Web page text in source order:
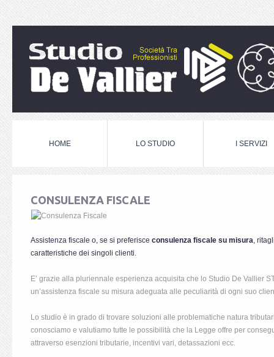
HOME LO STUDIO I SERVIZI
CONSULENZA FISCALE
Assistenza fiscale o, se si preferisce consulenza fiscale su misura ,
caratteristiche dei singoli clienti.
E’ grazie alla pluriennale esperienza acquisita che lo Studio De Vallier
un’assistenza fiscale su misura adeguata alle peculiarità di ogni suo
Lo studio è in grado di trovare soluzioni alle problematiche natura
conosciamo e valutiamo tutte le possibilità che la Legge offre per
attraverso esenzioni tributarie, incentivi vari, detassazioni ecc.